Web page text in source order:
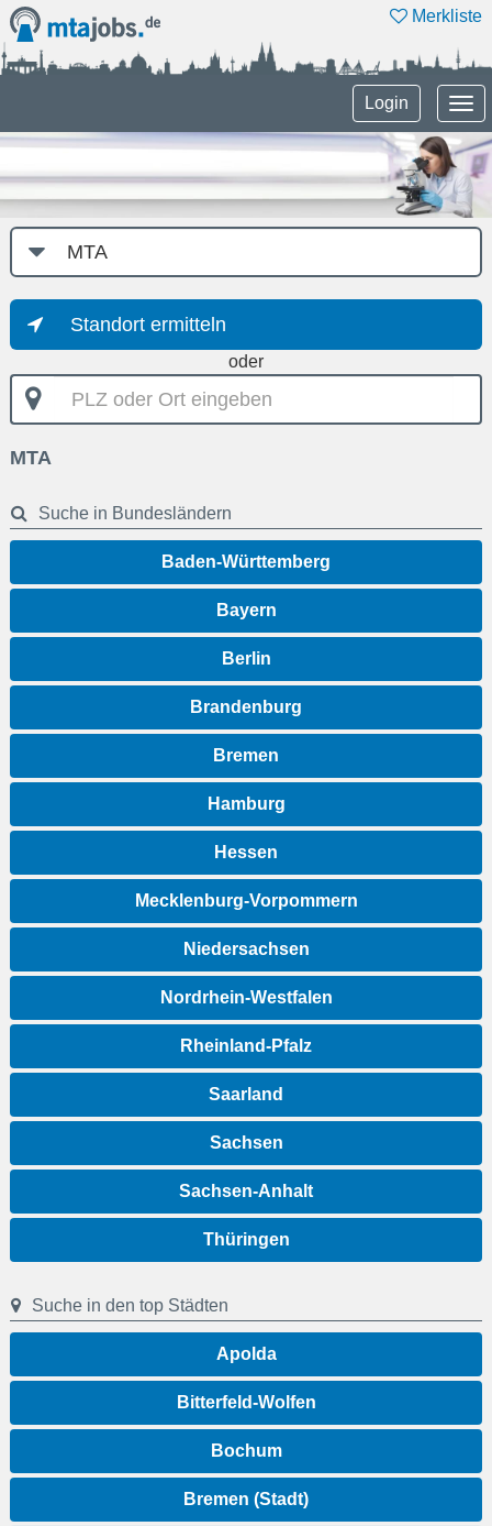
Merkliste
Login
Job-
Kategorie
Standort ermitteln
oder
PLZ
oder
eingeben
MTA
Suche in Bundesländern
Baden-Württemberg
Bayern
Berlin
Brandenburg
Bremen
Hamburg
Hessen
Mecklenburg-Vorpommern
Niedersachsen
Nordrhein-Westfalen
Rheinland-Pfalz
Saarland
Sachsen
Sachsen-Anhalt
Thüringen
Suche in den top Städten
Apolda
Bitterfeld-Wolfen
Bochum
Bremen (Stadt)